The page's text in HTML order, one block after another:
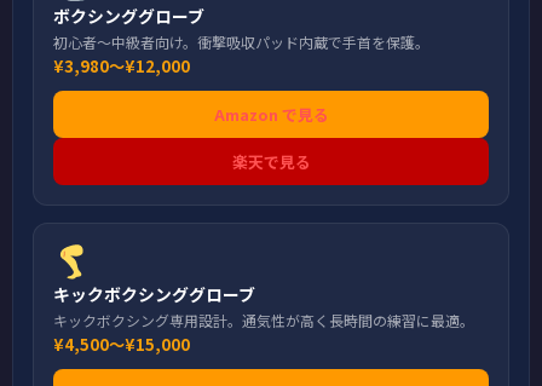
ボクシンググローブ
初心者〜中級者向け。衝撃吸収パッド内蔵で手首を保護。
¥3,980〜¥12,000
Amazon で見る
楽天で見る
キックボクシンググローブ
キックボクシング専用設計。通気性が高く長時間の練習に最適。
¥4,500〜¥15,000